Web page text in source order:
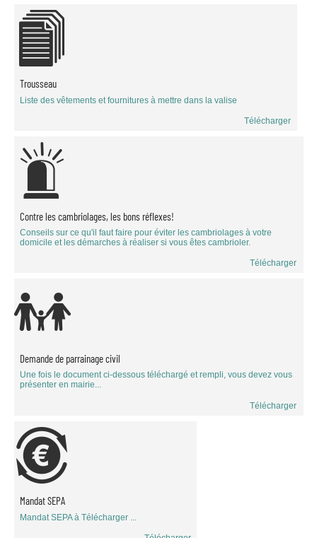
Trousseau
Liste des vêtements et fournitures à mettre dans la valise
Télécharger
Contre les cambriolages, les bons réflexes!
Conseils sur ce qu'il faut faire pour éviter les cambriolages à votre
domicile et les démarches à réaliser si vous êtes cambrioler.
Télécharger
Demande de parrainage civil
Une fois le document ci-dessous téléchargé et rempli, vous devez vous
présenter en mairie...
Télécharger
Mandat SEPA
Mandat SEPA à Télécharger ...